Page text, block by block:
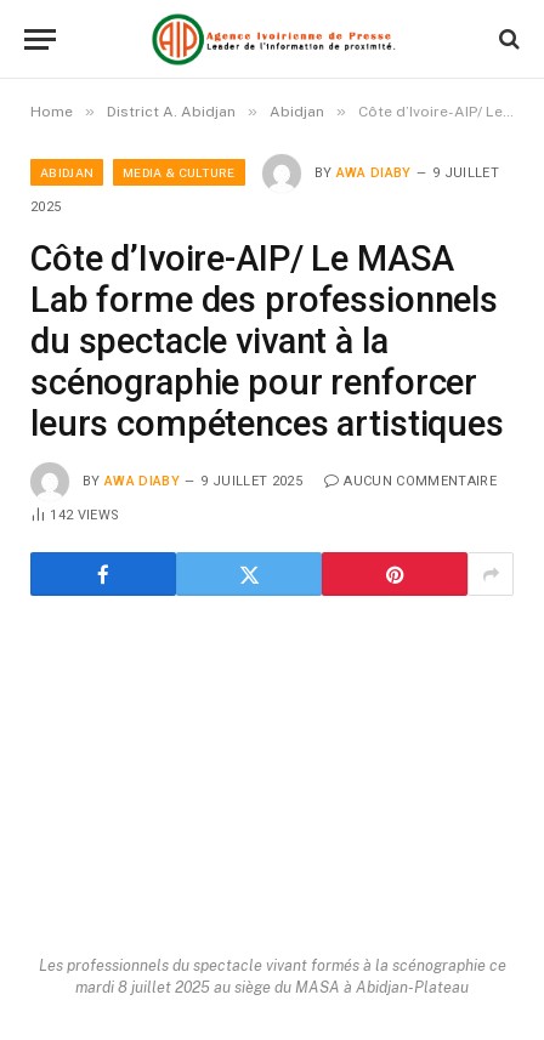
Home » District A. Abidjan » Abidjan » Côte d’Ivoire-AIP/ Le MASA Lab forme des professionnels du spectacle vivant à la scénographie pour renforcer leurs compétences artistiques
ABIDJAN MEDIA & CULTURE BY AWA DIABY 9 JUILLET
2025
Côte d’Ivoire-AIP/ Le MASA
Lab forme des professionnels
du spectacle vivant à la
scénographie pour renforcer
leurs compétences artistiques
BY AWA DIABY 9 JUILLET 2025 AUCUN COMMENTAIRE
142 VIEWS
Les professionnels du spectacle vivant formés à la scénographie ce
mardi 8 juillet 2025 au siège du MASA à Abidjan-Plateau